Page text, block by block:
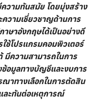
วามทันสมัย โดยมุ่งสร้าง
วามเชี่ยวชาญด้านการ
าษาอังกฤษได้เป็นอย่างดี
ช้โปรแกรมคอมพิวเตอร์
มีความสามารถในการ
ข้อมูลทางบัญชีและงบการ
ณาทางเลือกในการตัดสิน
ละทันต่อเหตุการณ์